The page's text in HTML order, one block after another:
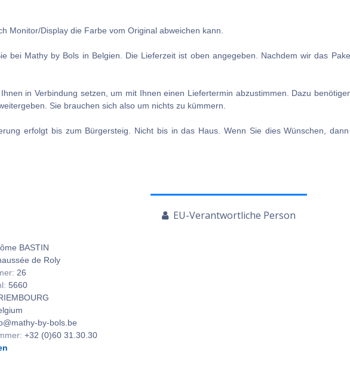
Monitor/Display die Farbe vom Original abweichen kann.
bei Mathy by Bols in Belgien. Die Lieferzeit ist oben angegeben. Nachdem wir das
in Verbindung setzen, um mit Ihnen einen Liefertermin abzustimmen. Dazu
Sie brauchen sich also um nichts zu kümmern.
erfolgt bis zum Bürgersteig. Nicht bis in das Haus. Wenn Sie dies Wünschen,
EU-Verantwortliche Person
BASTIN
de Roly
26
5660
by-bols.be
+32 (0)60 31.30.30